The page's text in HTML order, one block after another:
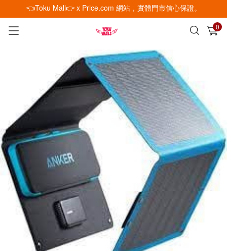
👈Toku Mall👉 x Price.com 網站，實體門市信心保證。
0
已加入購物車 查看